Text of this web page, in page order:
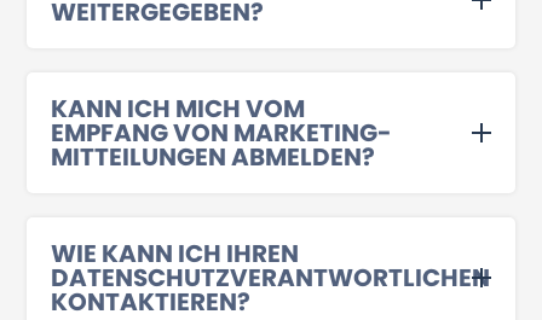
WEITERGEGEBEN?
KANN ICH MICH VOM
EMPFANG VON MARKETING-
MITTEILUNGEN ABMELDEN?
WIE KANN ICH IHREN
DATENSCHUTZVERANTWORTLICHEN
KONTAKTIEREN?